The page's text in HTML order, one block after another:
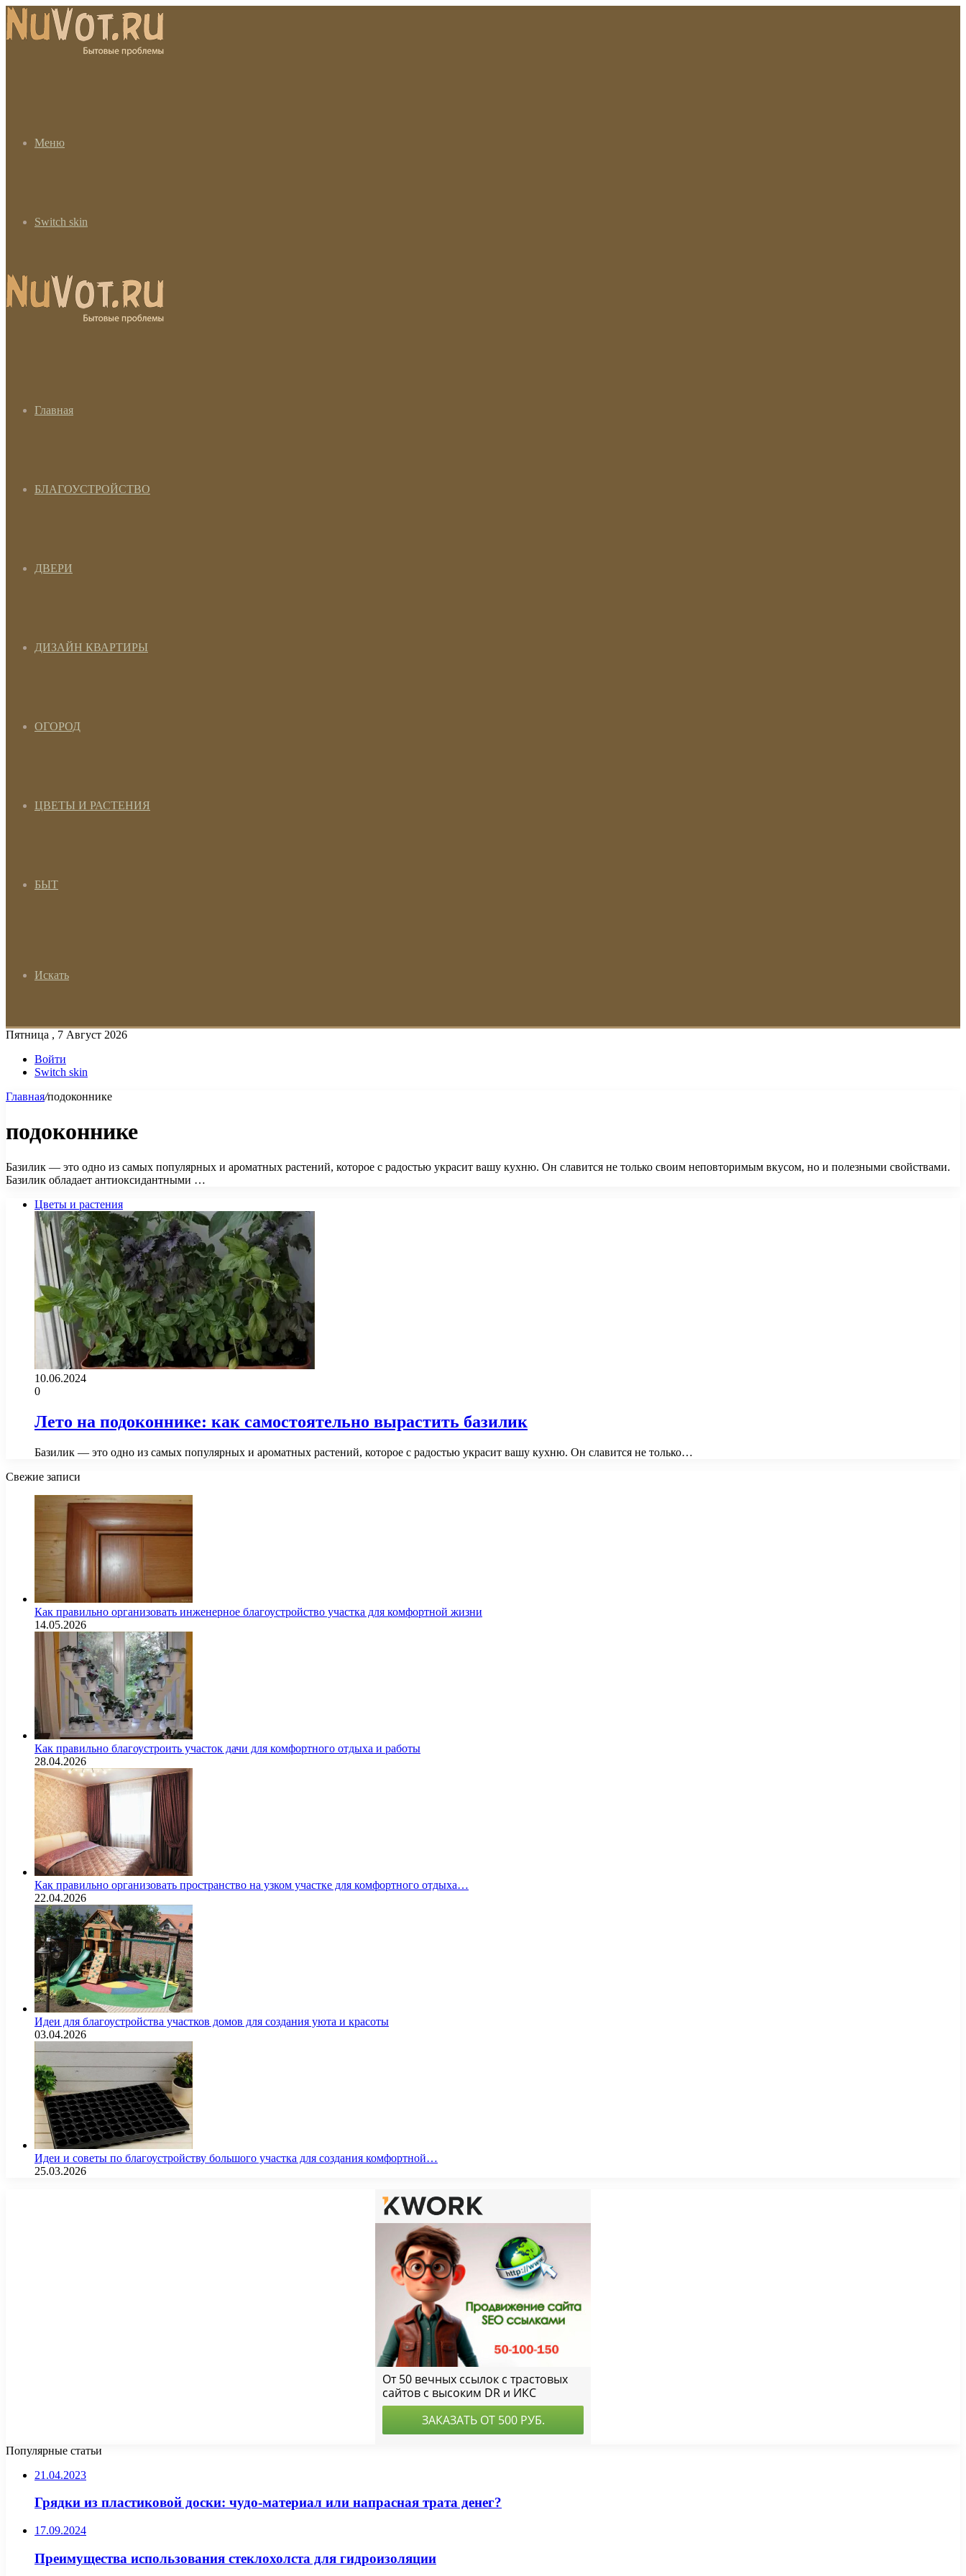
Меню
Switch skin
Главная
БЛАГОУСТРОЙСТВО
ДВЕРИ
ДИЗАЙН КВАРТИРЫ
ОГОРОД
ЦВЕТЫ И РАСТЕНИЯ
БЫТ
Искать
Пятница , 7 Август 2026
Войти
Switch skin
Главная/подоконнике
подоконнике
Базилик — это одно из самых популярных и ароматных растений, которое с радостью украсит вашу кухню. Он славится не только своим неповторимым вкусом, но и полезными свойствами.
Базилик обладает антиоксидантными …
Цветы и растения
10.06.2024
0
Лето на подоконнике: как самостоятельно вырастить базилик
Базилик — это одно из самых популярных и ароматных растений, которое с радостью украсит вашу кухню. Он славится не только…
Свежие записи
Как правильно организовать инженерное благоустройство участка для комфортной жизни
14.05.2026
Как правильно благоустроить участок дачи для комфортного отдыха и работы
28.04.2026
Как правильно организовать пространство на узком участке для комфортного отдыха…
22.04.2026
Идеи для благоустройства участков домов для создания уюта и красоты
03.04.2026
Идеи и советы по благоустройству большого участка для создания комфортной…
25.03.2026
Популярные статьи
21.04.2023
Грядки из пластиковой доски: чудо-материал или напрасная трата денег?
17.09.2024
Преимущества использования стеклохолста для гидроизоляции